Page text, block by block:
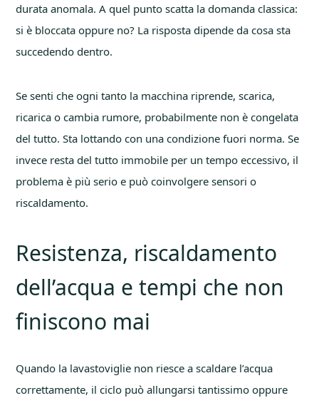
durata anomala. A quel punto scatta la domanda classica:
si è bloccata oppure no? La risposta dipende da cosa sta
succedendo dentro.
Se senti che ogni tanto la macchina riprende, scarica,
ricarica o cambia rumore, probabilmente non è congelata
del tutto. Sta lottando con una condizione fuori norma. Se
invece resta del tutto immobile per un tempo eccessivo, il
problema è più serio e può coinvolgere sensori o
riscaldamento.
Resistenza, riscaldamento
dell’acqua e tempi che non
finiscono mai
Quando la lavastoviglie non riesce a scaldare l’acqua
correttamente, il ciclo può allungarsi tantissimo oppure